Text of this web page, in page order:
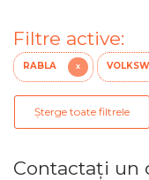
Filtre active:
RABLA X
Șterge toate filtrele
Contactaţi un